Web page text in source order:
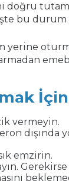
doğru
durum
vermeyin.
emzirin.
Gerekirse